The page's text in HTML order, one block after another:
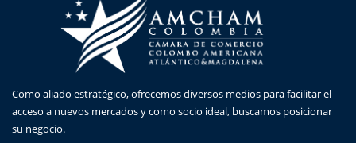
Como aliado estratégico, ofrecemos diversos medios para facilitar el
acceso a nuevos mercados y como socio ideal, buscamos posicionar
su negocio.